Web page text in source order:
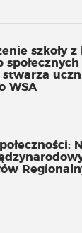
szkoły
WSA